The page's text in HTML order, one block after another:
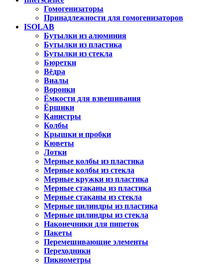
Гомогенизаторы
Принадлежности для гомогенизаторов
ISOLAB
Бутылки из алюминия
Бутылки из пластика
Бутылки из стекла
Бюретки
Вёдра
Виалы
Воронки
Ёмкости для взвешивания
Ёршики
Канистры
Колбы
Крышки и пробки
Кюветы
Лотки
Мерные колбы из пластика
Мерные колбы из стекла
Мерные кружки из пластика
Мерные стаканы из пластика
Мерные стаканы из стекла
Мерные цилиндры из пластика
Мерные цилиндры из стекла
Наконечники для пипеток
Пакеты
Перемешивающие элементы
Переходники
Пикнометры